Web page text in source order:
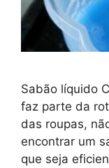
Sabão líquido
faz parte da
das roupas,
encontrar um
que seja